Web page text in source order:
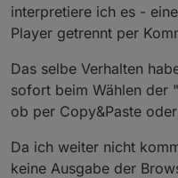
interpretiere ich es -
Player getrennt per
Das selbe Verhalten
sofort beim Wählen der
ob per Copy&Paste
Da ich weiter nicht
keine Ausgabe der